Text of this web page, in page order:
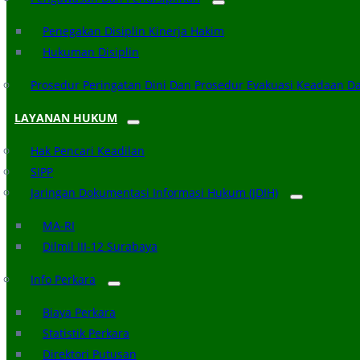
Penegakan Disiplin Kinerja Hakim
Hukuman Disiplin
Prosedur Peringatan Dini Dan Prosedur Evakuasi Keadaan
LAYANAN HUKUM
Hak Pencari Keadilan
SIPP
Jaringan Dokumentasi Informasi Hukum (JDIH)
MA-RI
Dilmil III-12 Surabaya
Info Perkara
Biaya Perkara
Statistik Perkara
Direktori Putusan